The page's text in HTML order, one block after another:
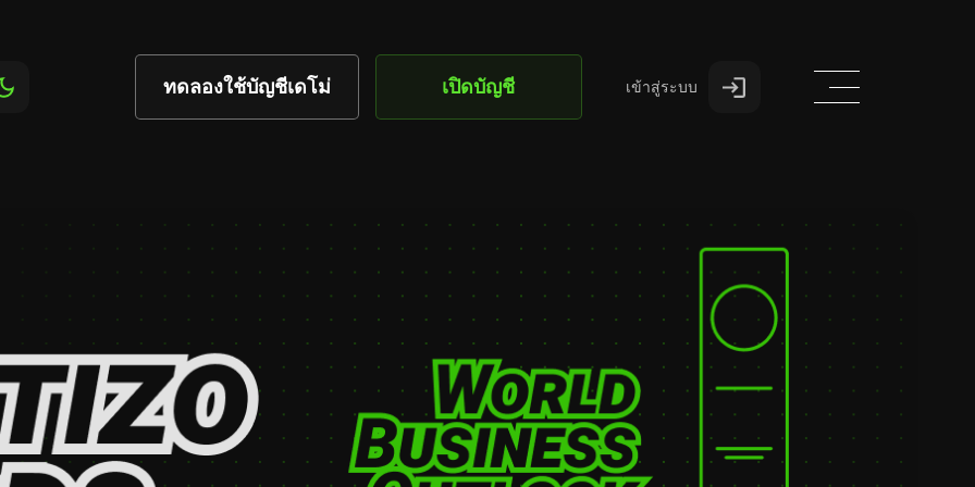
ทดลองใช้บัญชีเดโม่ เปิดบัญชี เข้าสู่ระบบ